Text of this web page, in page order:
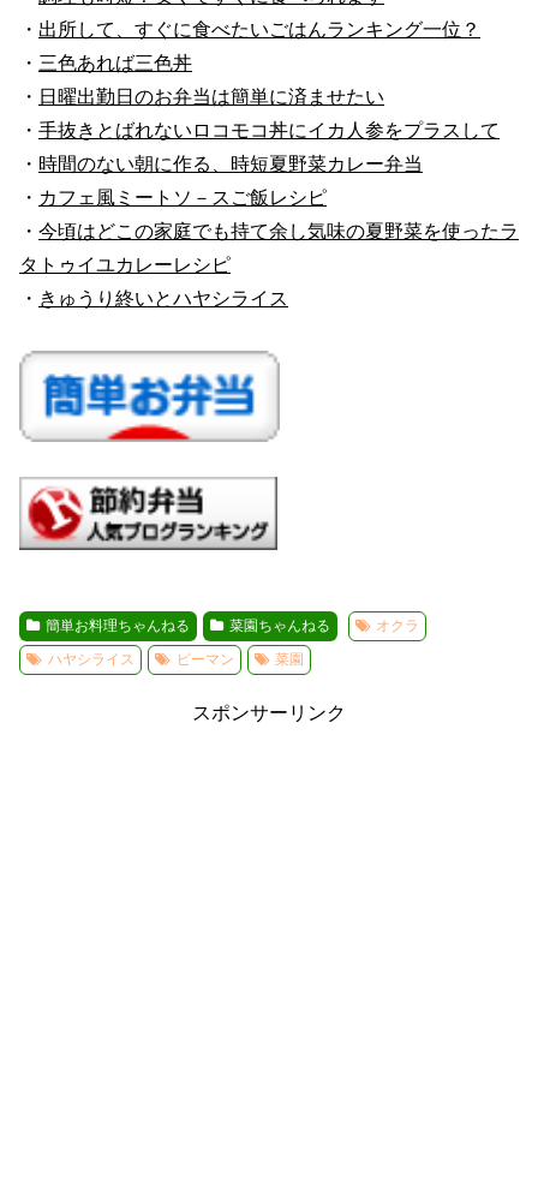
・ 出所して、すぐに食べたいごはんランキング一位？
・ 三色あれば三色丼
・ 日曜出勤日のお弁当は簡単に済ませたい
・ 手抜きとばれないロコモコ丼にイカ人参をプラスして
・ 時間のない朝に作る、時短夏野菜カレー弁当
・ カフェ風ミートソ－スご飯レシピ
・ 今頃はどこの家庭でも持て余し気味の夏野菜を使ったラ
タトゥイユカレーレシピ
・ きゅうり終いとハヤシライス
簡単お料理ちゃんねる 菜園ちゃんねる
オクラ
ハヤシライス
ピーマン 菜園
スポンサーリンク